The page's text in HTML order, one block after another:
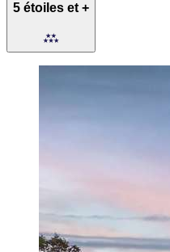
5 étoiles et +